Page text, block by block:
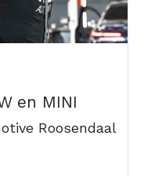
en MINI
Roosendaal